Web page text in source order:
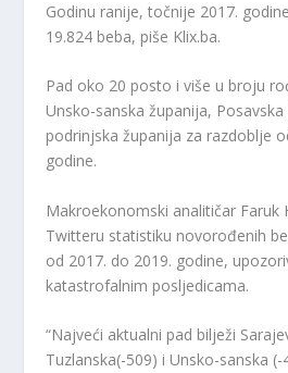
Godinu ranije, točnije 2017.
19.824 beba, piše Klix.ba.
Pad oko 20 posto i više u broju
Unsko-sanska županija,
podrinjska županija za razdoblje
godine.
Makroekonomski analitičar Faruk
Twitteru statistiku novorođenih
od 2017. do 2019. godine,
katastrofalnim posljedicama.
“Najveći aktualni pad bilježi
Tuzlanska(-509) i Unsko-sanska